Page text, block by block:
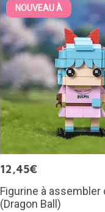
NOUVEAU À
12,45€
Figurine à assembler
(Dragon Ball)